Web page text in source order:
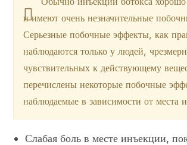
и имеют очень незначительные
Серьезные побочные эффекты, как
наблюдаются только у людей,
чувствительных к действующему
перечислены некоторые побочные
наблюдаемые в зависимости от места
Слабая боль в месте инъекции,